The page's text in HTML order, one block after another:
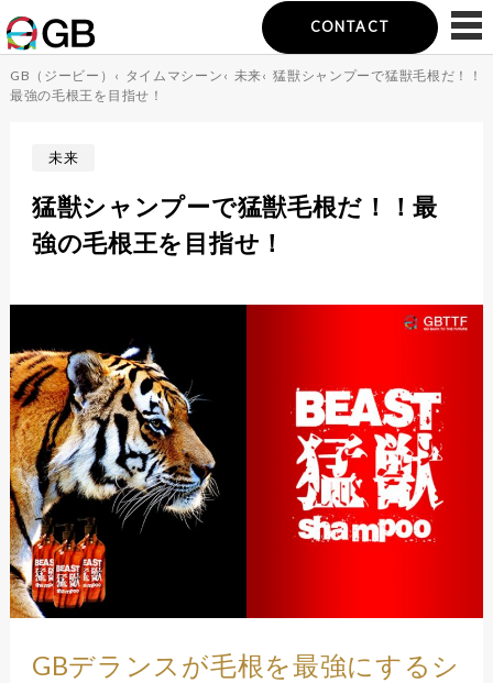
CONTACT
GB（ジービー） ‹ タイムマシーン ‹ 未来‹猛獣シャンプーで猛獣毛根だ！！
最強の毛根王を目指せ！
未来
猛獣シャンプーで猛獣毛根だ！！最
強の毛根王を目指せ！
GBデランスが毛根を最強にするシ